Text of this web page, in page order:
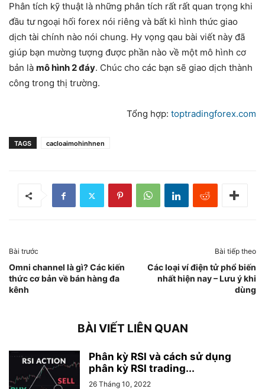
Phân tích kỹ thuật là những phân tích rất rất quan trọng khi
đầu tư ngoại hối forex nói riêng và bất kì hình thức giao
dịch tài chính nào nói chung. Hy vọng qau bài viết này đã
giúp bạn mường tượng được phần nào về một mô hình cơ
bản là mô hình 2 đáy. Chúc cho các bạn sẽ giao dịch thành
công trong thị trường.
Tổng hợp: toptradingforex.com
TAGS cacloaimohinhnen
Bài trước
Omni channel là gì? Các kiến
thức cơ bản về bán hàng đa
kênh
Bài tiếp theo
Các loại ví điện tử phổ biến
nhất hiện nay – Lưu ý khi
dùng
BÀI VIẾT LIÊN QUAN
Phân kỳ RSI và cách sử dụng
phân kỳ RSI trading...
26 Tháng 10, 2022